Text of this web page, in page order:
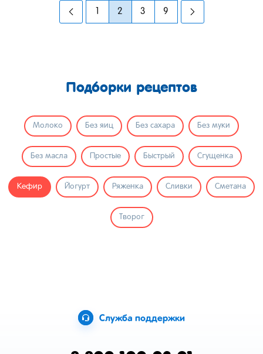
1 2 3 9
Подборки рецептов
Молоко Без яиц Без сахара Без муки
Без масла Простые Быстрый Сгущенка
Кефир Йогурт Ряженка Сливки Сметана
Творог
Служба поддержки